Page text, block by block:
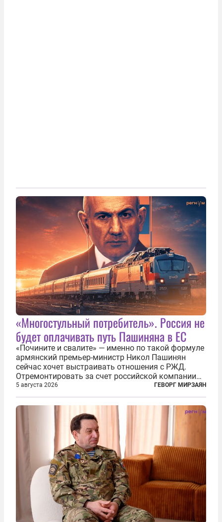
«Многостульный потребитель». Россия не
будет оплачивать путь Пашиняна в ЕС
«Почините и свалите» — именно по такой формуле
армянский премьер-министр Никол Пашинян
сейчас хочет выстраивать отношения с РЖД.
Отремонтировать за счет российской компании
железнодорожную инфраструктуру в районе
прохождения TRIPP (коридора, который должен
связать Азербайджан и Турцию через...
5 августа 2026 ГЕВОРГ МИРЗАЯН